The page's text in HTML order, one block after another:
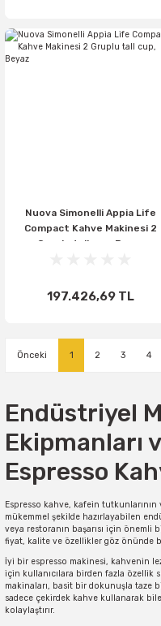
Nuova Simonelli Appia Life
Compact Kahve Makinesi 2
Gruplu tall cup, Beyaz
197.426,69 TL
1 2 3 4
Endüstriyel
Ekipmanları
Espresso
Espresso kahve, kafein
mükemmel şekilde hazırlayabilen
veya restoranın başarısı için önemli
fiyat, kalite ve özellikler göz önünde
İyi bir espresso makinesi, kahvenin
için kullanıcılara birden fazla özellik
makinaları, basit bir dokunuşla taze
sadece çekirdek kahve kullanarak
kolaylaştırır.